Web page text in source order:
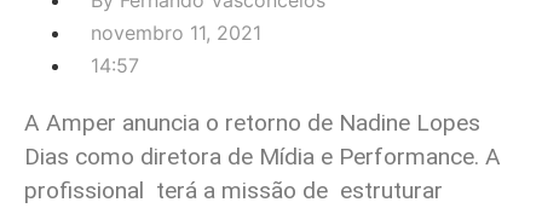
novembro 11, 2021
14:57
A Amper anuncia o retorno de Nadine Lopes
Dias como diretora de Mídia e Performance. A
profissional terá a missão de estruturar